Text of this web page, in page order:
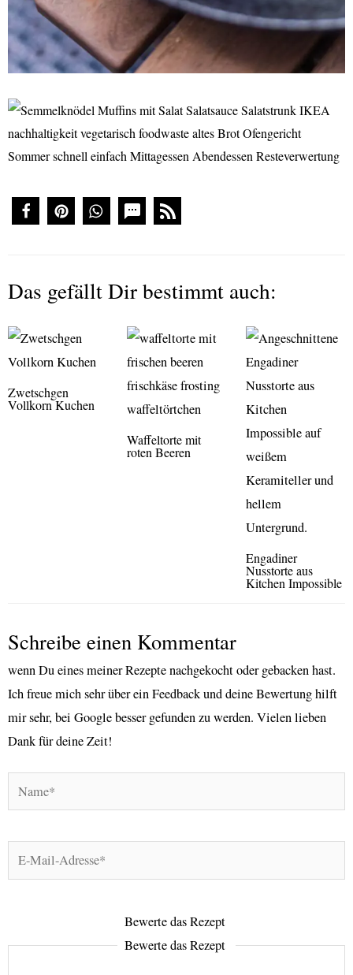
Das gefällt Dir bestimmt auch:
Zwetschgen
Vollkorn Kuchen
Waffeltorte mit
roten Beeren
Engadiner
Nusstorte aus
Kitchen Impossible
Schreibe einen Kommentar
wenn Du eines meiner Rezepte nachgekocht oder gebacken hast.
Ich freue mich sehr über ein Feedback und deine Bewertung hilft
mir sehr, bei Google besser gefunden zu werden. Vielen lieben
Dank für deine Zeit!
Name*
E-
Mail-
Bewerte das Rezept
Bewerte das Rezept